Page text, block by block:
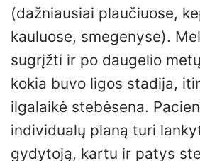
(dažniausiai plaučiuose,
kauluose, smegenyse).
sugrįžti ir po daugelio
kokia buvo ligos stadija,
ilgalaikė stebėsena.
individualų planą turi
gydytoją, kartu ir patys